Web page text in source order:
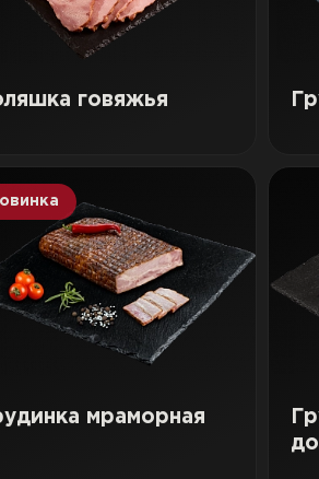
говяжья
мраморная